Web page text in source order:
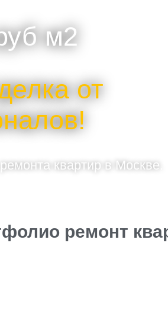
м2
от
квартир в Москве.
ремонт